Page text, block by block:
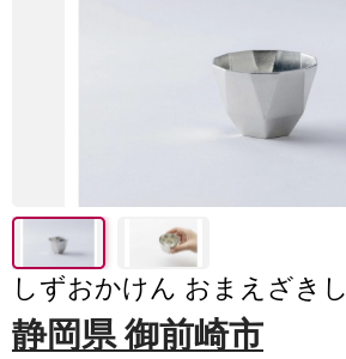
しずおかけん おまえざきし
静岡県 御前崎市